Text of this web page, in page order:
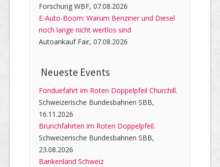
Forschung WBF, 07.08.2026
E-Auto-Boom: Warum Benziner und Diesel
noch lange nicht wertlos sind
Autoankauf Fair, 07.08.2026
Neueste Events
Fonduefahrt im Roten Doppelpfeil Churchill.
Schweizerische Bundesbahnen SBB,
16.11.2026
Brunchfahrten im Roten Doppelpfeil.
Schweizerische Bundesbahnen SBB,
23.08.2026
Bankenland Schweiz